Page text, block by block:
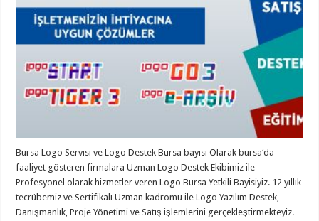
Bursa Logo Servisi ve Logo Destek Bursa bayisi Olarak bursa‘da
faaliyet gösteren firmalara Uzman Logo Destek Ekibimiz ile
Profesyonel olarak hizmetler veren Logo Bursa Yetkili Bayisiyiz. 12 yıllık
tecrübemiz ve Sertifikalı Uzman kadromu ile Logo Yazılım Destek,
Danışmanlık, Proje Yönetimi ve Satış işlemlerini gerçekleştirmekteyiz.